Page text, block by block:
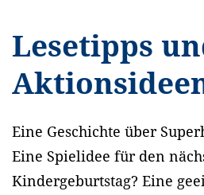
Lesetipps
Eine Geschichte über
Eine Spielidee für den
Kindergeburtstag? Eine